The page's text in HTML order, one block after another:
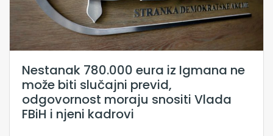
Nestanak 780.000 eura iz Igmana ne
može biti slučajni previd,
odgovornost moraju snositi Vlada
FBiH i njeni kadrovi